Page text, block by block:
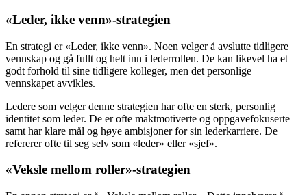
«Leder, ikke venn»-strategien
En strategi er «Leder, ikke venn». Noen velger å avslutte tidligere
vennskap og gå fullt og helt inn i lederrollen. De kan likevel ha et
godt forhold til sine tidligere kolleger, men det personlige
vennskapet avvikles.
Ledere som velger denne strategien har ofte en sterk, personlig
identitet som leder. De er ofte maktmotiverte og oppgavefokuserte
samt har klare mål og høye ambisjoner for sin lederkarriere. De
refererer ofte til seg selv som «leder» eller «sjef».
«Veksle mellom roller»-strategien